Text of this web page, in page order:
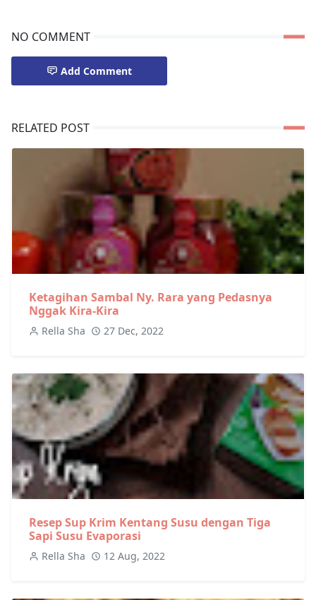
NO COMMENT
Add Comment
RELATED POST
Ketagihan Sambal Ny. Rara yang Pedasnya
Nggak Kira-Kira
Rella Sha 27 Dec, 2022
Resep Sup Krim Kentang Susu dengan Tiga
Sapi Susu Evaporasi
Rella Sha 12 Aug, 2022